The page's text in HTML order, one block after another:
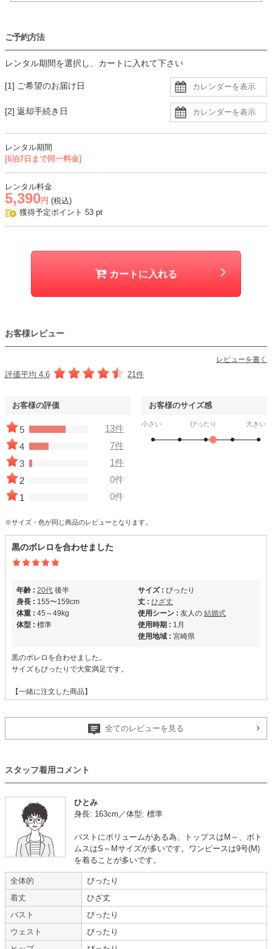
ブラックの小物合わせで、爽やかさはそのまま、きちんと感のあるコ
アイボリー系をプラスすると、より愛らしい雰囲気に仕上がります。
デコルテの開きが広めのデザインのため、ヌーブラなど肩紐のないイ
ンナーを着用するとより安心です。
・ややざらっとしたハリ感のある生地に同色裏地の二枚重ね
・ドレス裾の裏地は、同色裏地とチュール生地の三枚重ね
結婚式、二次会、謝恩会、成人式、同窓会、パーティー、デートなど
ご予約方法
レンタル期間を選択し、カートに入れて下さい
[1] ご希望のお届け日
[2] 返却手続き日
レンタル期間
[6泊7日まで同一料金]
レンタル料金
5,390 円 (税込)
獲得予定ポイント 53 pt
カートに入れる
お客様レビュー
レビューを書く
評価平均 4.6 21件
お客様の評価
5
13件
4
7件
3
1件
2
0件
1
0件
お客様のサイズ感
小さい ぴったり 大きい
※サイズ・色が同じ商品のレビューとなります。
黒のボレロを合わせました
年齢 : 20代 後半
身長 : 155〜159cm
体重 : 45～49kg
体型 : 標準
サイズ : ぴったり
丈 : ひざ丈
使用シーン : 友人の 結婚式
使用時期 : 1月
使用地域 : 宮崎県
黒のボレロを合わせました。
サイズもぴったりで大変満足です。
【一緒に注文した商品】
年齢 : 20代
身長 :150〜154cm
体重 :50～54kg
サイズ :やや大きい
丈 : ひざ丈
使用シーン :
可愛い洋服が沢山ありました。
また利用します。
【一緒に注文した商品】
全てのレビューを見る
スタッフ着用コメント
ひとみ
身長: 163cm／体型: 標準
バストにボリュームがある為、トップスはM～、ボト
ムスはS～Mサイズが多いです。ワンピースは9号(M)
を着ることが多いです。
全体的
ぴったり
着丈
ひざ丈
バスト
ぴったり
ウェスト
ぴったり